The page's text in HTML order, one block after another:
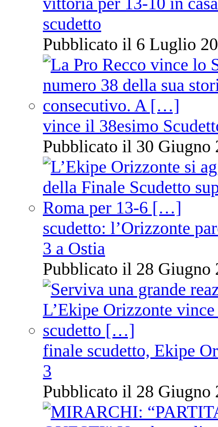
scudetto
Pubblicato il 6 Luglio
vince il 38esimo
Pubblicato il 30 Giugno
scudetto: l’Orizzonte
3 a Ostia
Pubblicato il 28 Giugno
finale scudetto, Ekipe
3
Pubblicato il 28 Giugno